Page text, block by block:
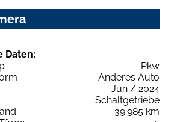
Daten:
Pkw
Anderes Auto
Jun / 2024
Schaltgetriebe
39.985 km